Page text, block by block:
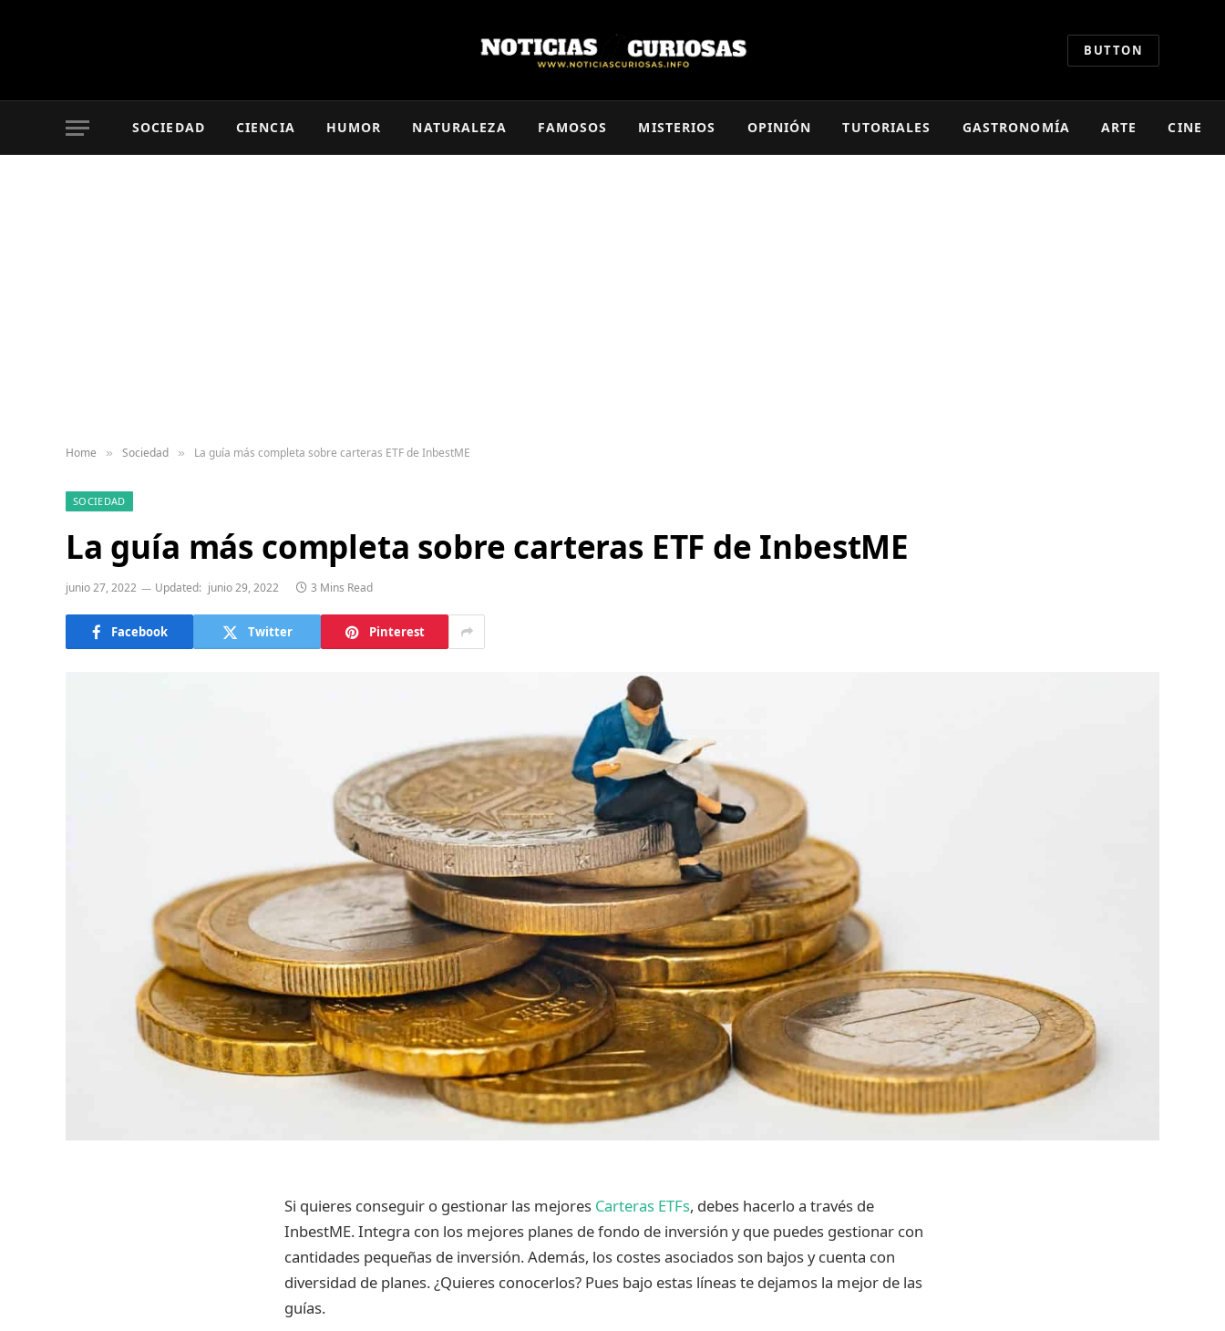
BUTTON
SOCIEDAD CIENCIA HUMOR NATURALEZA FAMOSOS MISTERIOS OPINIÓN TUTORIALES GASTRONOMÍA ARTE CINE
Home » Sociedad » La guía más completa sobre carteras ETF de InbestME
SOCIEDAD
La guía más completa sobre carteras ETF de InbestME
junio 27, 2022 Updated: junio 29, 2022 3 Mins Read
Facebook Twitter Pinterest
Si quieres conseguir o gestionar las mejores Carteras ETFs, debes hacerlo a través de
InbestME. Integra con los mejores planes de fondo de inversión y que puedes gestionar con
cantidades pequeñas de inversión. Además, los costes asociados son bajos y cuenta con
diversidad de planes. ¿Quieres conocerlos? Pues bajo estas líneas te dejamos la mejor de las
guías.